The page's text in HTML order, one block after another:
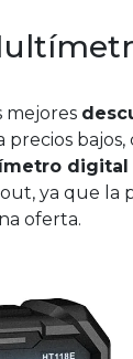
mejores
precios
digital
ya que
oferta.